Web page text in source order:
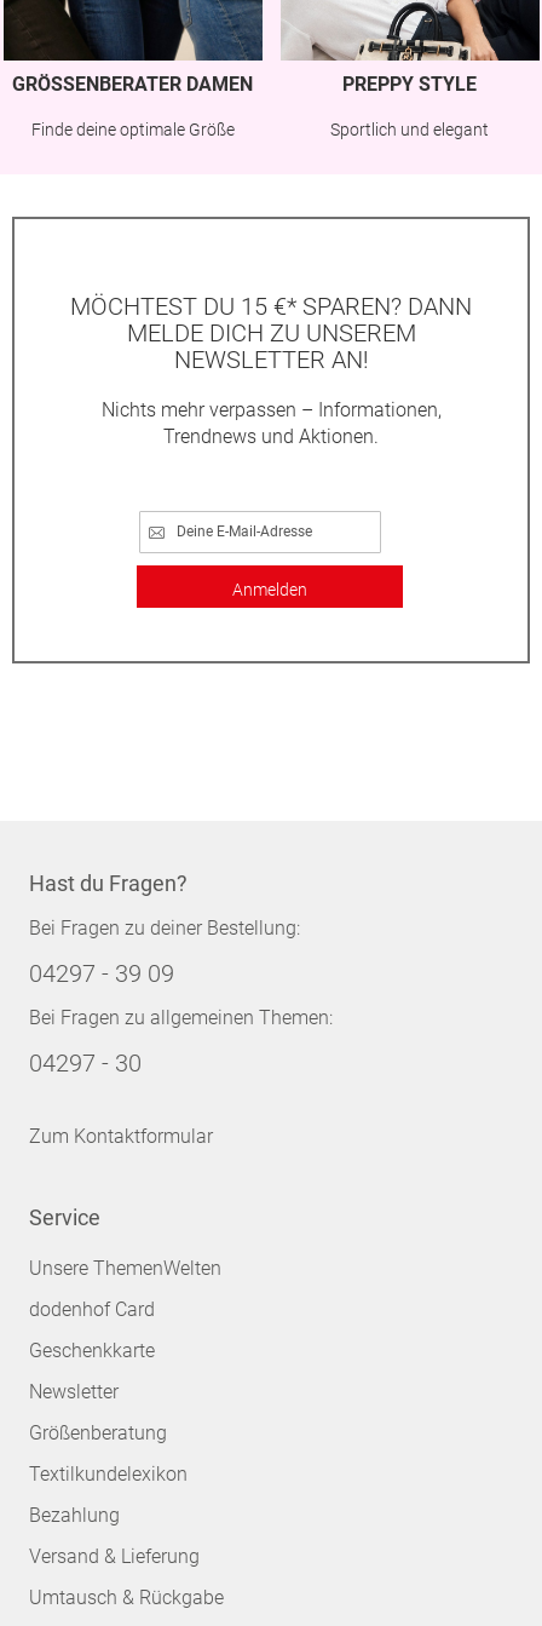
GRÖSSENBERATER DAMEN
Finde deine optimale Größe
PREPPY STYLE
Sportlich und elegant
MÖCHTEST DU 15 €* SPAREN? DANN
MELDE DICH ZU UNSEREM
NEWSLETTER AN!
Nichts mehr verpassen – Informationen,
Trendnews und Aktionen.
Anmelden
Hast du Fragen?
Bei Fragen zu deiner Bestellung:
04297 - 39 09
Bei Fragen zu allgemeinen Themen:
04297 - 30
Zum Kontaktformular
Service
Unsere ThemenWelten
dodenhof Card
Geschenkkarte
Newsletter
Größenberatung
Textilkundelexikon
Bezahlung
Versand & Lieferung
Umtausch & Rückgabe